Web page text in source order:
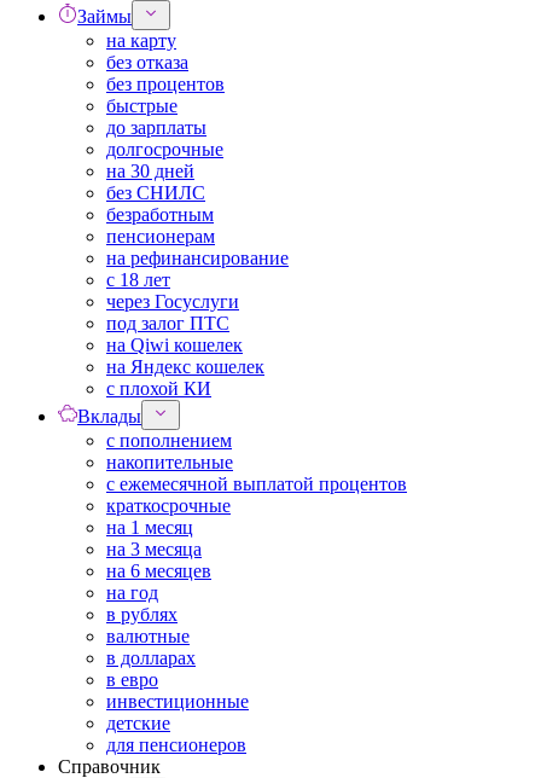
Займы
на карту
без отказа
без процентов
быстрые
до зарплаты
долгосрочные
на 30 дней
без СНИЛС
безработным
пенсионерам
на рефинансирование
с 18 лет
через Госуслуги
под залог ПТС
на Qiwi кошелек
на Яндекс кошелек
с плохой КИ
Вклады
с пополнением
накопительные
с ежемесячной выплатой процентов
краткосрочные
на 1 месяц
на 3 месяца
на 6 месяцев
на год
в рублях
валютные
в долларах
в евро
инвестиционные
детские
для пенсионеров
Справочник